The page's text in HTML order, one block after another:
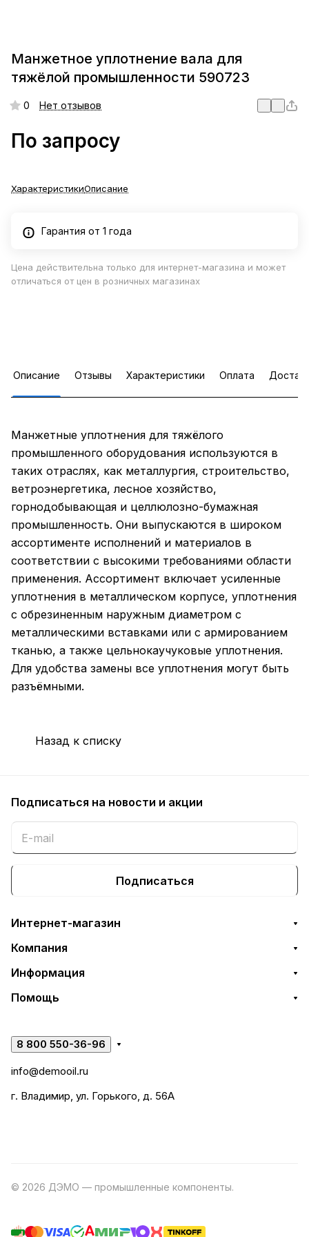
Манжетное уплотнение вала для
тяжёлой промышленности 590723
0 Нет отзывов
По запросу
ХарактеристикиОписание
Гарантия от 1 года
Цена действительна только для интернет-магазина и может
отличаться от цен в розничных магазинах
Описание Отзывы Характеристики Оплата
Манжетные уплотнения для тяжёлого
промышленного оборудования используются в
таких отраслях, как металлургия, строительство,
ветроэнергетика, лесное хозяйство,
горнодобывающая и целлюлозно-бумажная
промышленность. Они выпускаются в широком
ассортименте исполнений и материалов в
соответствии с высокими требованиями области
применения. Ассортимент включает усиленные
уплотнения в металлическом корпусе, уплотнения
с обрезиненным наружным диаметром с
металлическими вставками или с армированием
тканью, а также цельнокаучуковые уплотнения.
Для удобства замены все уплотнения могут быть
разъёмными.
Назад к списку
Подписаться на новости и акции
Подписаться
Интернет-магазин
Компания
Информация
Помощь
8 800 550-36-96
info@demooil.ru
г. Владимир, ул. Горького, д. 56А
© 2026 ДЭМО — промышленные компоненты.